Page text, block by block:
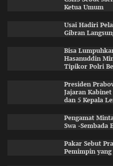
Ketua Umum
Usai Hadiri
Gibran
Bisa
Hasanuddin
Tipikor Polri
Presiden
Jajaran
dan 5 Kepala
Pengamat
Swa -Sembada
Pakar Sebut
Pemimpin